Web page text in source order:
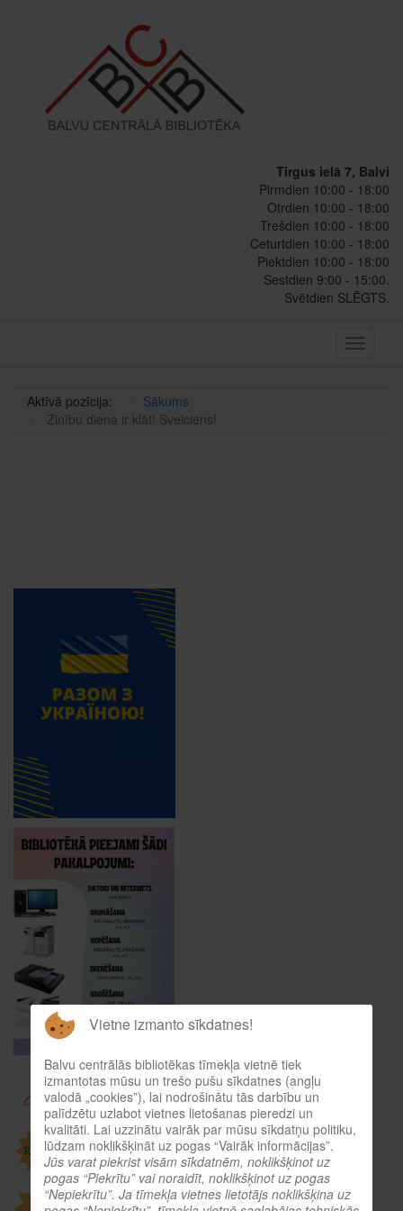
Tirgus ielā 7, Balvi
Pirmdien 10:00 - 18:00
Otrdien 10:00 - 18:00
Trešdien 10:00 - 18:00
Ceturtdien 10:00 - 18:00
Piektdien 10:00 - 18:00
Sestdien 9:00 - 15:00.
Svētdien SLĒGTS.
Toggle
Aktīvā pozīcija:
Sākums
Zinību diena ir klāt! Sveiciens!
Vietne izmanto sīkdatnes!
Balvu centrālās bibliotēkas tīmekļa vietnē tiek
izmantotas mūsu un trešo pušu sīkdatnes (angļu
valodā „cookies”), lai nodrošinātu tās darbību un
palīdzētu uzlabot vietnes lietošanas pieredzi un
kvalitāti. Lai uzzinātu vairāk par mūsu sīkdatņu politiku,
lūdzam noklikšķināt uz pogas “Vairāk informācijas”.
Jūs varat piekrist visām sīkdatnēm, noklikšķinot uz
pogas “Piekrītu” vai noraidīt, noklikšķinot uz pogas
“Nepiekrītu”. Ja tīmekļa vietnes lietotājs noklikšķina uz